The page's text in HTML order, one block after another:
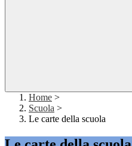
Home >
Scuola >
Le carte della scuola